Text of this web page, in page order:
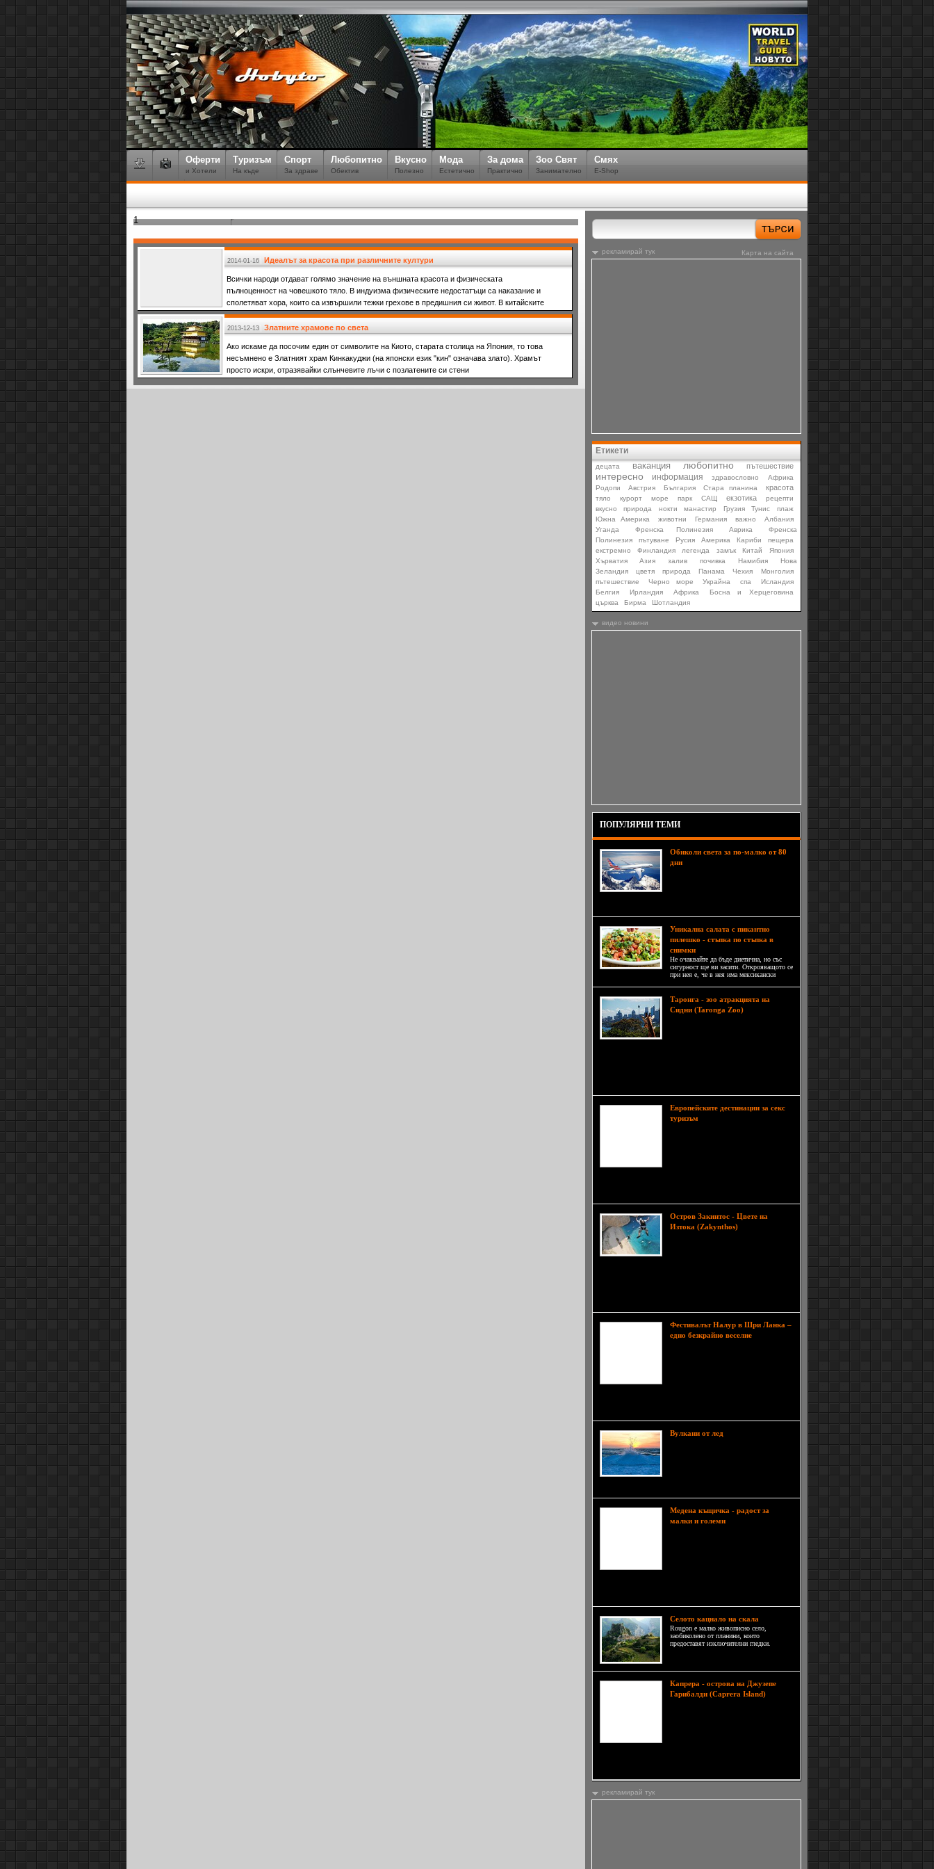
Оферти
и Хотели
Туризъм
На къде
Спорт
За здраве
Любопитно
Обектив
Вкусно
Полезно
Мода
Естетично
За дома
Практично
Зоо Свят
Занимателно
Смях
E-Shop
1
2014-01-16 Идеалът за красота при различните култури
Всички народи отдават голямо значение на външната красота и физическата
пълноценност на човешкото тяло. В индуизма физическите недостатъци са наказание и
сполетяват хора, които са извършили тежки грехове в предишния си живот. В китайските
предания
2013-12-13 Златните храмове по света
Ако искаме да посочим един от символите на Киото, старата столица на Япония, то това
несъмнено е Златният храм Кинкакуджи (на японски език "кин" означава злато). Храмът
просто искри, отразявайки слънчевите лъчи с позлатените си стени
Карта на сайта
рекламирай тук
Етикети
децата ваканция любопитно пътешествие
интересно информация здравословно
Африка
Родопи
Австрия България Стара планина красота
тяло курорт море парк САЩ екзотика
рецепти
вкусно
природа нокти манастир Грузия Тунис
плаж
Южна Америка
животни Германия важно
Албания
Уганда
Френска Полинезия Аврика
Френска
Полинезия
пътуване Русия Америка Кариби
пещера
екстремно
Финландия легенда замък Китай
Япония
Хърватия
Азия залив почивка Намибия
Нова
Зеландия
цветя природа Панама Чехия
Монголия
пътешествие
Черно море Украйна спа
Исландия
Белгия
Ирландия Африка
Босна и Херцеговина
църква
Бирма Шотландия
видео новини
ПОПУЛЯРНИ ТЕМИ
Обиколи света за по-малко от 80
дниДа пътуваш по света преди е
Уникална салата с пикантно
пилешко - стъпка по стъпка в
снимки
Не очаквайте да бъде диетична, но със
сигурност ще ви засити. Открояващото се
при нея е, че в нея има мексикански
Таронга - зоо атракцията на
Сидни (Taronga Zoo)С
Европейските дестинации за секс
туризъм
Остров Закинтос - Цвете на
Изтока (Zakynthos)Остров
Фестивалът Налур в Шри Ланка –
едно безкрайно веселиеШри
Вулкани от ледПрез зимните
Медена къщичка - радост за
малки и големиСледвайте
Селото кацнало на скала
Rougon е малко живописно село,
заобиколено от планини, които
предоставят изключителни гледки.
Капрера - острова на Джузепе
Гарибалди (Caprera Island)
рекламирай тук